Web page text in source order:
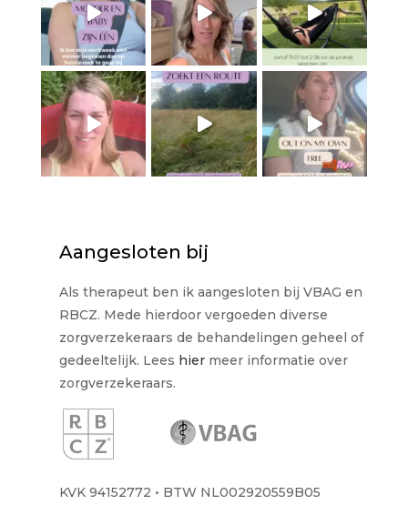
Aangesloten bij
Als therapeut ben ik aangesloten bij VBAG en
RBCZ. Mede hierdoor vergoeden diverse
zorgverzekeraars de behandelingen geheel of
gedeeltelijk. Lees hier meer informatie over
zorgverzekeraars.
KVK 94152772 • BTW NL002920559B05